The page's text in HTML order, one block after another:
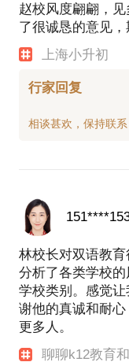
赵校风度翩翩，
了很诚恳的意见，
上海小升初
行家回复
林校长对双语教
分析了各类学校
学校类别。感觉
谢他的真诚和耐
更多人。
聊聊k12教育